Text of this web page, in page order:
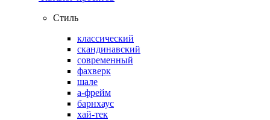
Стиль
классический
скандинавский
современный
фахверк
шале
а-фрейм
барнхаус
хай-тек